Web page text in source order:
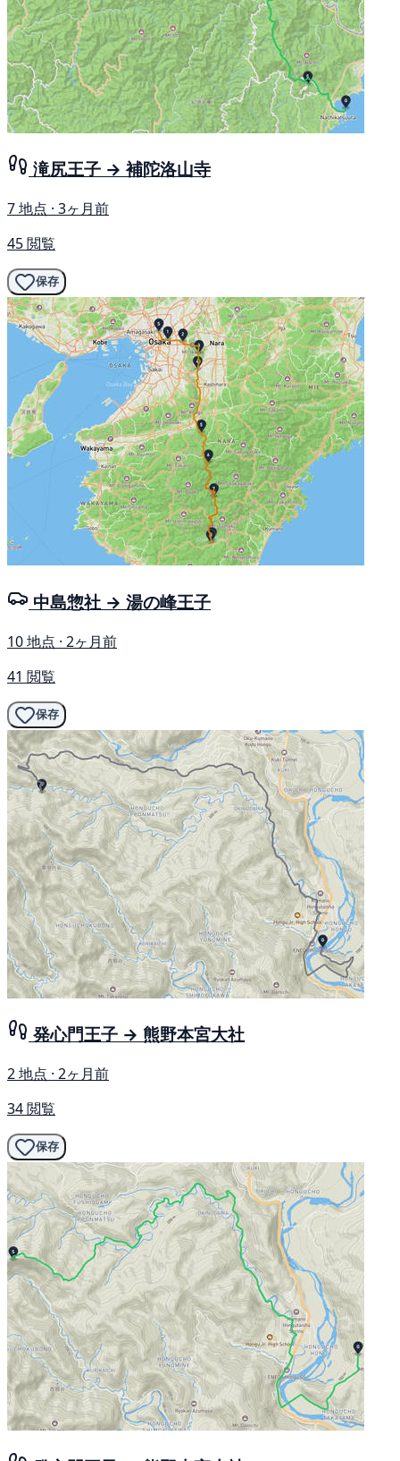
滝尻王子 → 補陀洛山寺
7 地点 · 3ヶ月前
45 閲覧
保存
中島惣社 → 湯の峰王子
10 地点 · 2ヶ月前
41 閲覧
保存
発心門王子 → 熊野本宮大社
2 地点 · 2ヶ月前
34 閲覧
保存